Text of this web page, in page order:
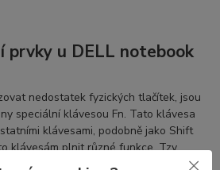
prvky u DELL notebook
nedostatek fyzických tlačítek, jsou
speciální klávesou Fn. Tato klávesa
klávesami, podobně jako Shift
klávesám plnit různé funkce. Tzv.
v horním řádku, mají zvýrazněnou